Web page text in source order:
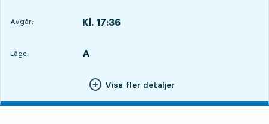
Avgår: Kl. 17:36
Läge:
LÄGE, A
,
Visa fler detaljer